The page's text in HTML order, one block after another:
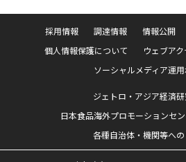
採用情報 調達情報 情報公開
個人情報保護について
ウェブア
ソーシャルメディア運
ジェトロ・アジア経済
日本食品海外プロモーションセン
各種自治体・機関等へ